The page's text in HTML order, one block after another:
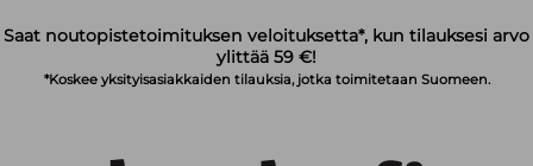
Saat noutopistetoimituksen veloituksetta*, kun tilauksesi arvo
ylittää 59 €!
*Koskee yksityisasiakkaiden tilauksia, jotka toimitetaan Suomeen.